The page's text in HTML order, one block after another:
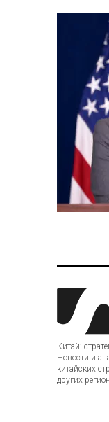
Китай:
Новости и
китайских
других